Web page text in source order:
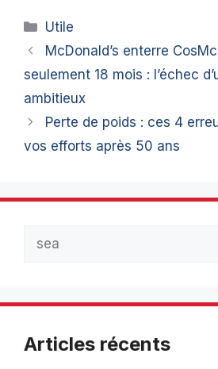
Catégories
Utile
McDonald’s enterre
seulement 18 mois : l’échec
ambitieux
Perte de poids : ces 4
vos efforts après 50 ans
Articles récents